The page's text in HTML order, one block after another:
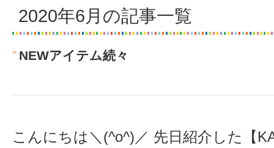
2020年6月の記事一覧
NEWアイテム続々
こんにちは＼(^o^)／ 先日紹介した【